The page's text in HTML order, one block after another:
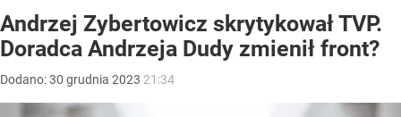
Andrzej Zybertowicz skrytykował TVP.
Doradca Andrzeja Dudy zmienił front?
Dodano:30 grudnia 2023 21:34